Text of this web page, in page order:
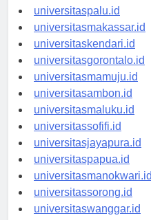
universitasmanado.id
universitaspalu.id
universitasmakassar.id
universitaskendari.id
universitasgorontalo.id
universitasmamuju.id
universitasambon.id
universitasmaluku.id
universitassofifi.id
universitasjayapura.id
universitaspapua.id
universitasmanokwari.id
universitassorong.id